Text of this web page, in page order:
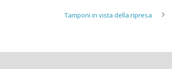
Tamponi in vista della ripresa